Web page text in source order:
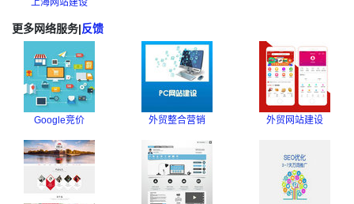
上海网站建设
更多网络服务|反馈
Google竞价 外贸整合营销 外贸网站建设